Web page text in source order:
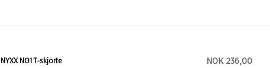
NYXX NO1 T-skjorte NOK 236,00